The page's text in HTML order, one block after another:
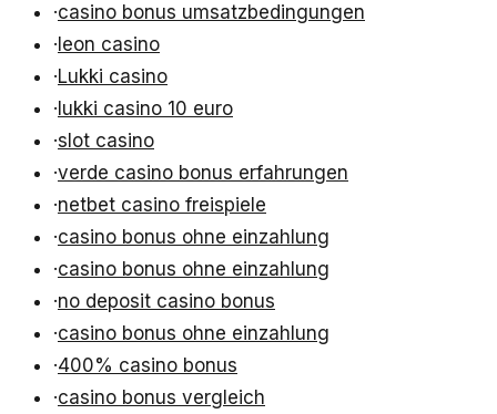
·casino bonus umsatzbedingungen
· leon casino
·Lukki casino
· lukki casino 10 euro
·slot casino
·verde casino bonus erfahrungen
·netbet casino freispiele
·casino bonus ohne einzahlung
·casino bonus ohne einzahlung
·no deposit casino bonus
·casino bonus ohne einzahlung
·400% casino bonus
·casino bonus vergleich